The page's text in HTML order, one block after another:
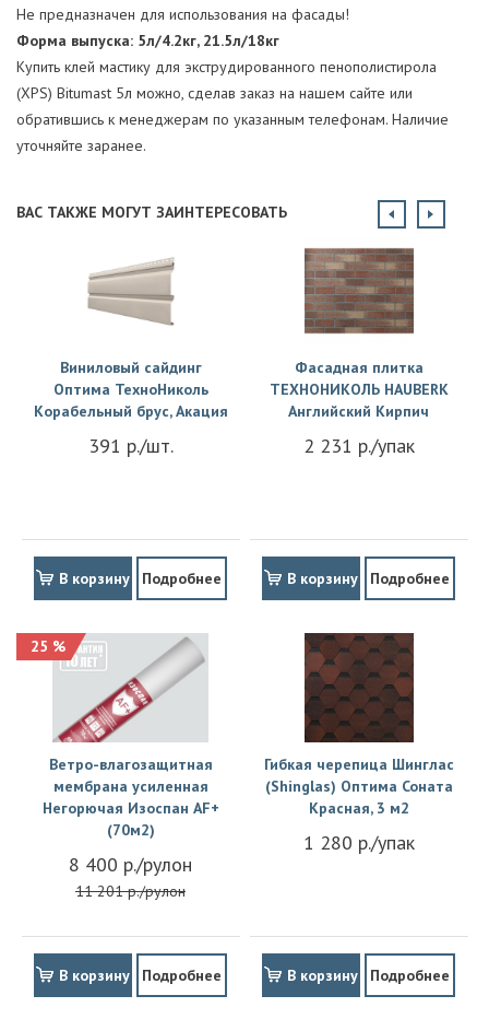
Не предназначен для использования на фасады!
Форма выпуска: 5л/4.2кг, 21.5л/18кг
Купить клей мастику для экструдированного пенополистирола
(XPS) Bitumast 5л можно, сделав заказ на нашем сайте или
обратившись к менеджерам по указанным телефонам. Наличие
уточняйте заранее.
ВАС ТАКЖЕ МОГУТ ЗАИНТЕРЕСОВАТЬ
Виниловый сайдинг
Оптима ТехноНиколь
Корабельный брус, Акация
391 р./шт.
В корзину Подробнее
Фасадная плитка
ТЕХНОНИКОЛЬ HAUBERK
Английский Кирпич
2 231 р./упак
В корзину Подробнее
25 %
Ветро-влагозащитная
мембрана усиленная
Негорючая Изоспан АF+
(70м2)
8 400 р./рулон
11 201 р./рулон
В корзину Подробнее
Гибкая черепица Шинглас
(Shinglas) Оптима Соната
Красная, 3 м2
1 280 р./упак
В корзину Подробнее